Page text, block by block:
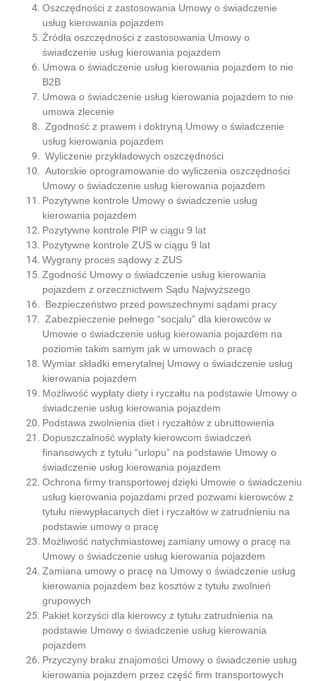
Oszczędności z zastosowania Umowy o świadczenie
usług kierowania pojazdem
Źródła oszczędności z zastosowania Umowy o
świadczenie usług kierowania pojazdem
Umowa o świadczenie usług kierowania pojazdem to nie
B2B
Umowa o świadczenie usług kierowania pojazdem to nie
umowa zlecenie
Zgodność z prawem i doktryną Umowy o świadczenie
usług kierowania pojazdem
Wyliczenie przykładowych oszczędności
Autorskie oprogramowanie do wyliczenia oszczędności
Umowy o świadczenie usług kierowania pojazdem
Pozytywne kontrole Umowy o świadczenie usług
kierowania pojazdem
Pozytywne kontrole PIP w ciągu 9 lat
Pozytywne kontrole ZUS w ciągu 9 lat
Wygrany proces sądowy z ZUS
Zgodność Umowy o świadczenie usług kierowania
pojazdem z orzecznictwem Sądu Najwyższego
Bezpieczeństwo przed powszechnymi sądami pracy
Zabezpieczenie pełnego “socjalu” dla kierowców w
Umowie o świadczenie usług kierowania pojazdem na
poziomie takim samym jak w umowach o pracę
Wymiar składki emerytalnej Umowy o świadczenie usług
kierowania pojazdem
Możliwość wypłaty diety i ryczałtu na podstawie Umowy o
świadczenie usług kierowania pojazdem
Podstawa zwolnienia diet i ryczałtów z ubruttowienia
Dopuszczalność wypłaty kierowcom świadczeń
finansowych z tytułu “urlopu” na podstawie Umowy o
świadczenie usług kierowania pojazdem
Ochrona firmy transportowej dzięki Umowie o świadczeniu
usług kierowania pojazdami przed pozwami kierowców z
tytułu niewypłacanych diet i ryczałtów w zatrudnieniu na
podstawie umowy o pracę
Możliwość natychmiastowej zamiany umowy o pracę na
Umowy o świadczenie usług kierowania pojazdem
Zamiana umowy o pracę na Umowy o świadczenie usług
kierowania pojazdem bez kosztów z tytułu zwolnień
grupowych
Pakiet korzyści dla kierowcy z tytułu zatrudnienia na
podstawie Umowy o świadczenie usług kierowania
pojazdem
Przyczyny braku znajomości Umowy o świadczenie usług
kierowania pojazdem przez część firm transportowych